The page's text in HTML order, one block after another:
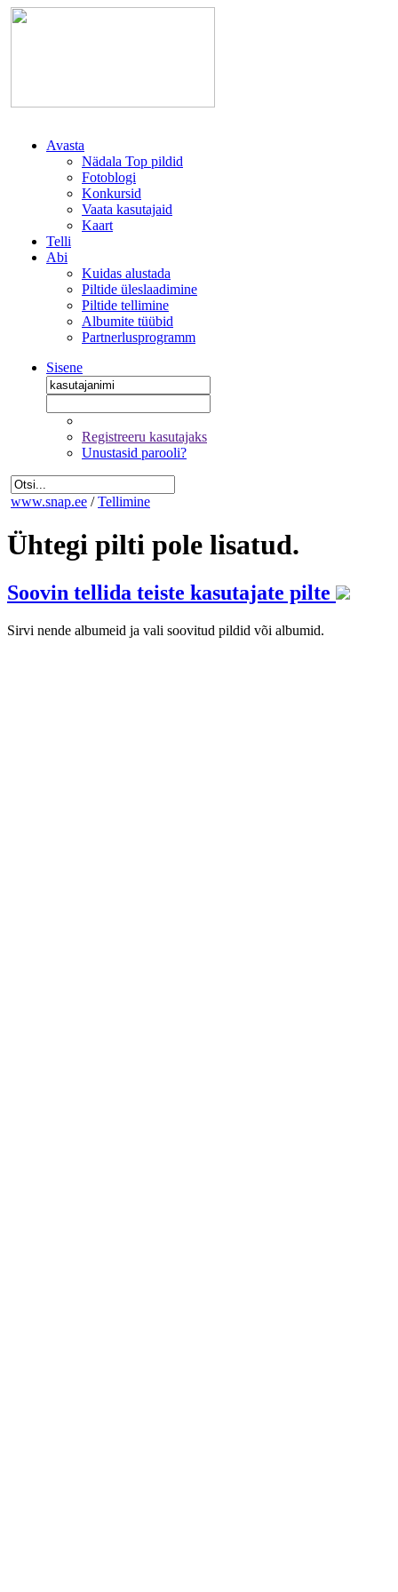
Avasta
Nädala Top pildid
Fotoblogi
Konkursid
Vaata kasutajaid
Kaart
Telli
Abi
Kuidas alustada
Piltide üleslaadimine
Piltide tellimine
Albumite tüübid
Partnerlusprogramm
Sisene
Registreeru kasutajaks
Unustasid parooli?
www.snap.ee / Tellimine
Ühtegi pilti pole lisatud.
Soovin tellida teiste kasutajate pilte
Sirvi nende albumeid ja vali soovitud pildid või albumid.